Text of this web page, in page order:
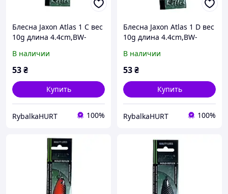
Блесна Jaxon Atlas 1 C вес
10g длина 4.4cm,BW-
В наличии
53₴
Купить
RybalkaHURT 100%
Блесна Jaxon Atlas 1 D вес
10g длина 4.4cm,BW-
В наличии
53₴
Купить
RybalkaHURT 100%